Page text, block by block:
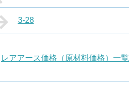
3-28
レアアース価格（原材料価格）一覧